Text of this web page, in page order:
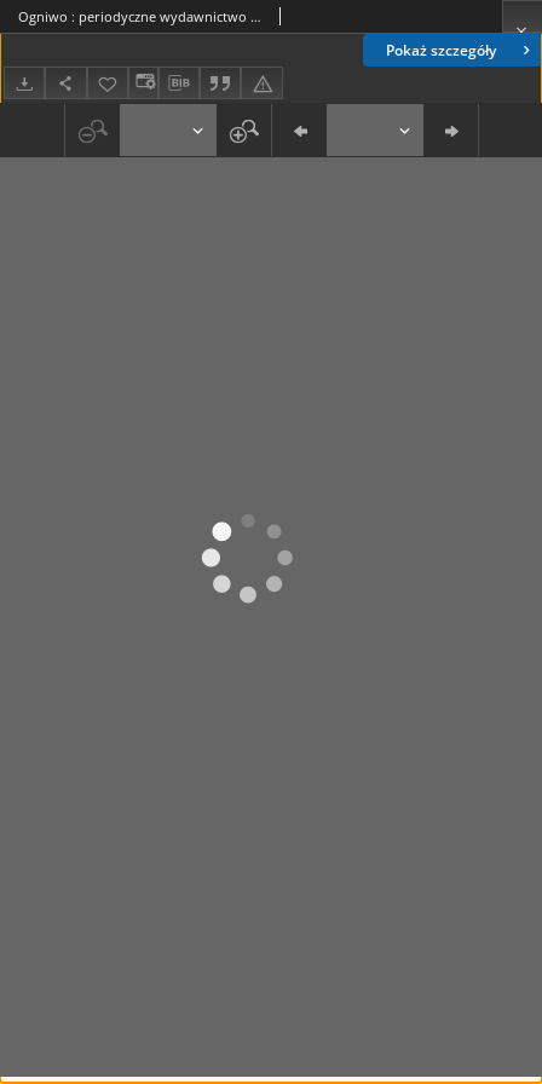
Pokaż szczegóły
Ogniwo : periodyczne wydawnictwo organizacyjne Akcji Katolickiej Diecezji Lubelskiej R. 6, Nr 9 (wrzesień 1938)